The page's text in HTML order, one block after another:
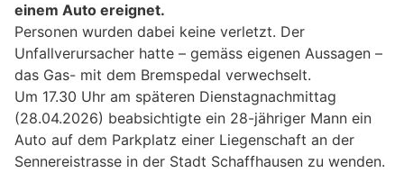
einem Auto ereignet.
Personen wurden dabei keine verletzt. Der
Unfallverursacher hatte – gemäss eigenen Aussagen –
das Gas- mit dem Bremspedal verwechselt.
Um 17.30 Uhr am späteren Dienstagnachmittag
(28.04.2026) beabsichtigte ein 28-jähriger Mann ein
Auto auf dem Parkplatz einer Liegenschaft an der
Sennereistrasse in der Stadt Schaffhausen zu wenden.